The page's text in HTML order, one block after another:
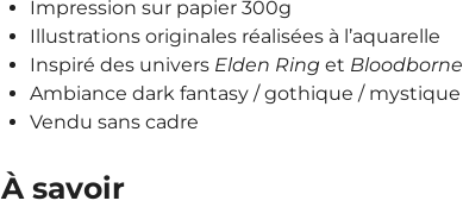
Impression sur papier 300g
Illustrations originales réalisées à l’aquarelle
Inspiré des univers Elden Ring et Bloodborne
Ambiance dark fantasy / gothique / mystique
Vendu sans cadre
À savoir